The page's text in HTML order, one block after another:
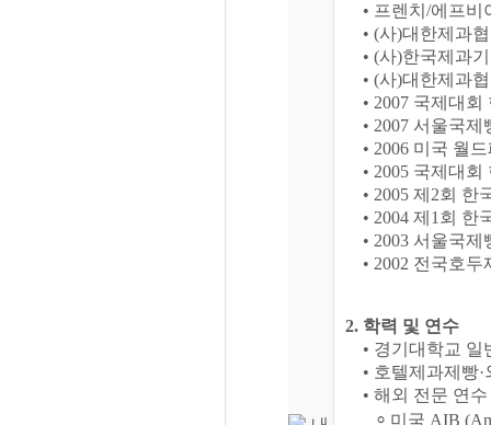
• 프렌치/에프비
• (사)대한제과
• (사)한국제과
• (사)대한제과
• 2007 국제대회
• 2007 서울국제
• 2006 미국 월
• 2005 국제대회
• 2005 제2회 한
• 2004 제1회 한
• 2003 서울국제
• 2002 전국호두
2. 학력 및 연수
• 경기대학교 일
• 호텔제과제빵·
• 해외 전문 연수
⸰ 미국 AIB